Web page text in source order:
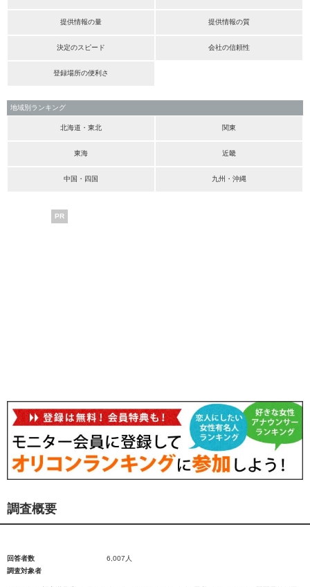
提供情報の量 提供情報の質
決定のスピード 会社の信頼性
登録場所の便利さ
地域別ランキング
北海道・東北 関東
東海 近畿
中国・四国 九州・沖縄
PR
調査概要
回答者数
6,007人
調査対象者